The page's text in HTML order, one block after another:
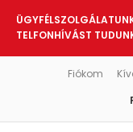
TELFONHÍVÁST
Fiókom